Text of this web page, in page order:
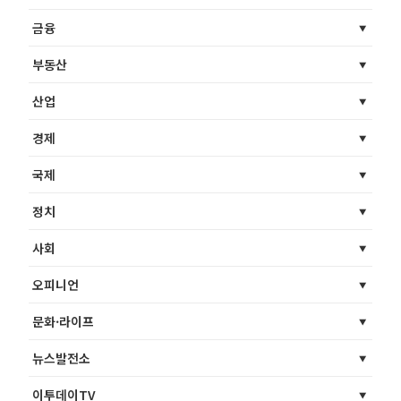
금융
부동산
산업
경제
국제
정치
사회
오피니언
문화·라이프
뉴스발전소
이투데이TV